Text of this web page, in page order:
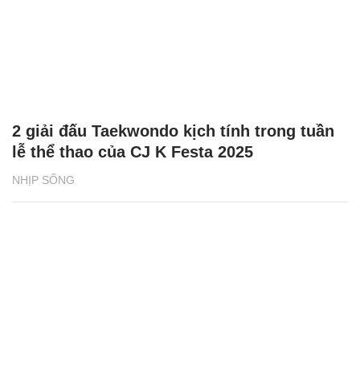
NHỊP SỐNG
2 giải đấu Taekwondo kịch tính trong tuần
lễ thể thao của CJ K Festa 2025